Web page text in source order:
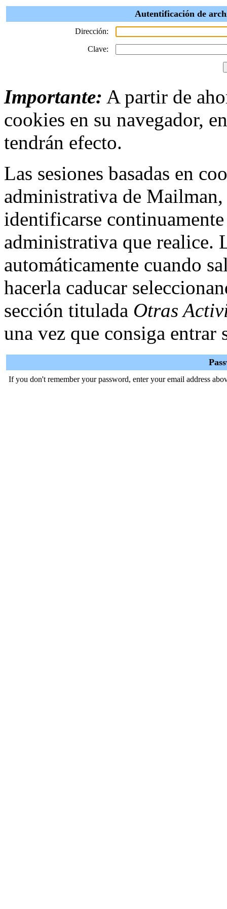
Autentificación de
Dirección:
Clave:
Importante: A partir de
cookies en su navegador,
tendrán efecto.
Las sesiones basadas en
administrativa de Mailman,
identificarse
administrativa que realice.
automáticamente cuando
hacerla caducar
sección titulada Otras
una vez que consiga entrar
If you don't remember your password, enter your email address